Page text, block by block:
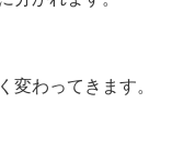
変わってきます。